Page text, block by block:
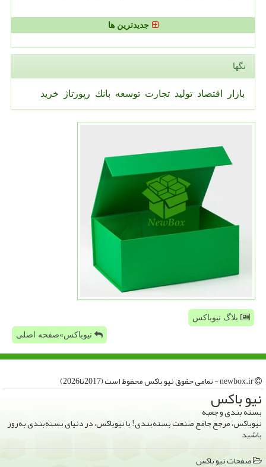
جدیدترین ها
تگها
بازار اقتصاد تولید تجارت توسعه بانك رپورتاژ خرید
بلاگ نیوباکس
نیوباکس»صفحه اصلی
نیو باكس
بسته بندی و جعبه
نیوباکس، مرجع جامع صنعت بسته‌بندی! با نیوباکس، در دنیای بسته‌بندی به‌روز
باشید
صفحات نیو باكس